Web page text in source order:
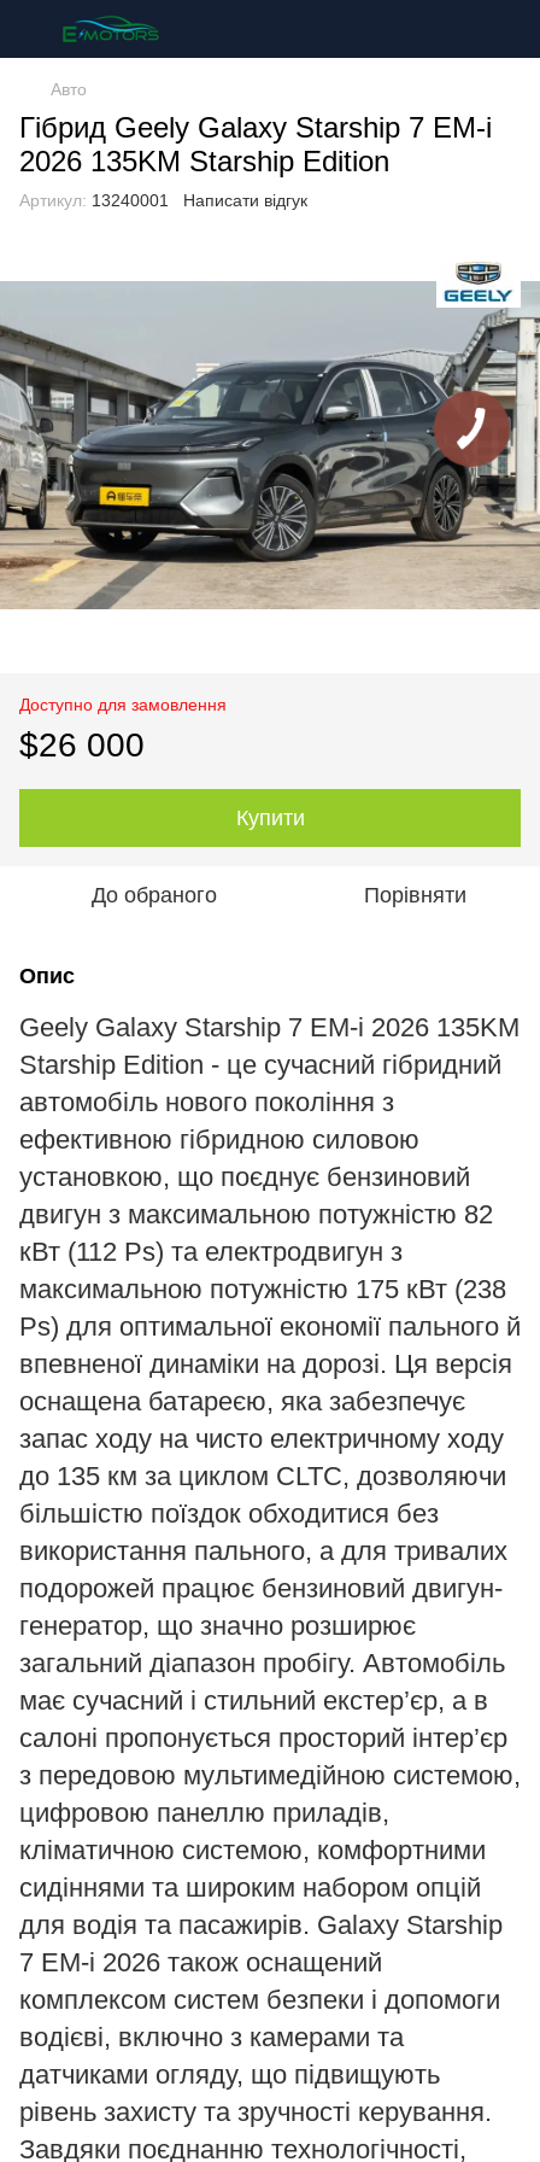
Авто
Гібрид Geely Galaxy Starship 7 EM-i
2026 135KM Starship Edition
Артикул: 13240001 Написати відгук
Доступно для замовлення
$26 000
Купити
До обраного Порівняти
Опис
Geely Galaxy Starship 7 EM-i 2026 135KM
Starship Edition - це сучасний гібридний
автомобіль нового покоління з
ефективною гібридною силовою
установкою, що поєднує бензиновий
двигун з максимальною потужністю 82
кВт (112 Ps) та електродвигун з
максимальною потужністю 175 кВт (238
Ps) для оптимальної економії пального й
впевненої динаміки на дорозі. Ця версія
оснащена батареєю, яка забезпечує
запас ходу на чисто електричному ходу
до 135 км за циклом CLTC, дозволяючи
більшістю поїздок обходитися без
використання пального, а для тривалих
подорожей працює бензиновий двигун-
генератор, що значно розширює
загальний діапазон пробігу. Автомобіль
має сучасний і стильний екстер’єр, а в
салоні пропонується просторий інтер’єр
з передовою мультимедійною системою,
цифровою панеллю приладів,
кліматичною системою, комфортними
сидіннями та широким набором опцій
для водія та пасажирів. Galaxy Starship
7 EM-i 2026 також оснащений
комплексом систем безпеки і допомоги
водієві, включно з камерами та
датчиками огляду, що підвищують
рівень захисту та зручності керування.
Завдяки поєднанню технологічності,